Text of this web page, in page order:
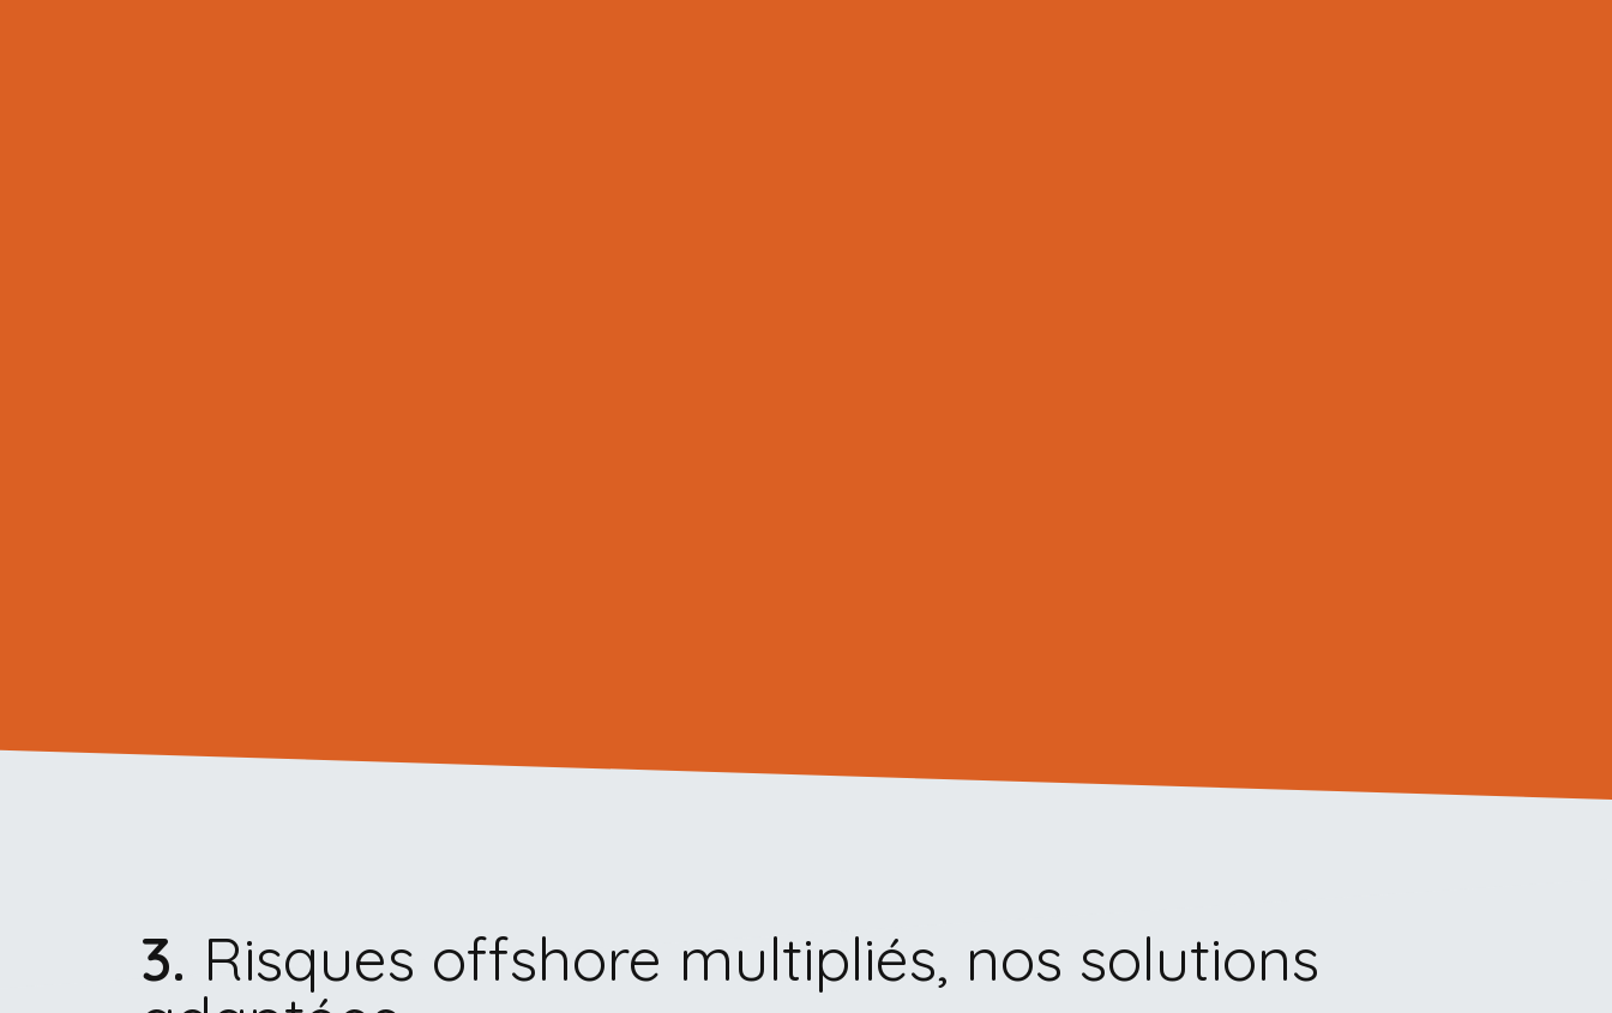
​3. Risques offshore multipliés, nos solutions